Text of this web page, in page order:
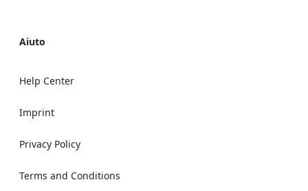
Aiuto
Help Center
Imprint
Privacy Policy
Terms and Conditions